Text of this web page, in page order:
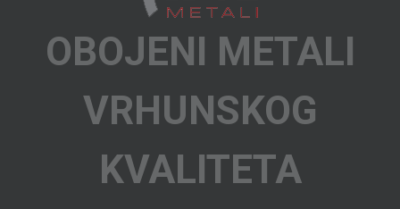
OBOJENI METALI
VRHUNSKOG
KVALITETA